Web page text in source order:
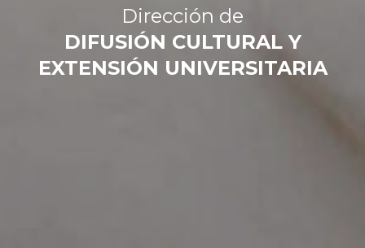
Dirección de
DIFUSIÓN CULTURAL Y
EXTENSIÓN UNIVERSITARIA